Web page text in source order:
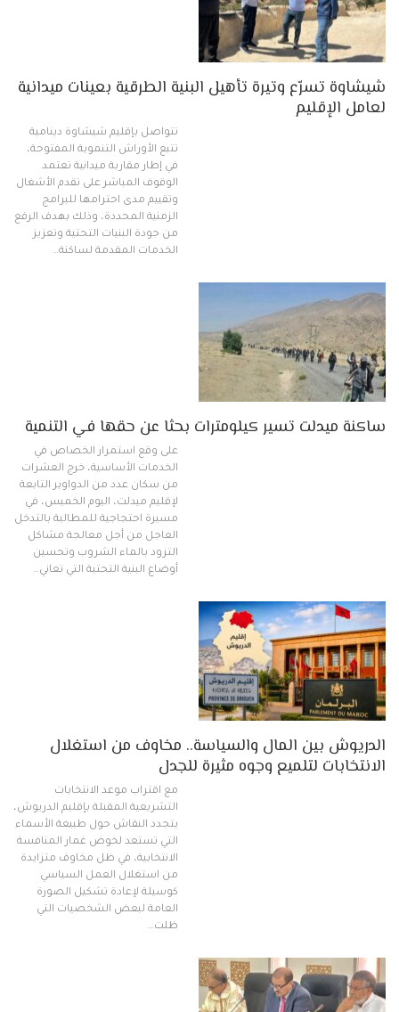
شيشاوة تسرّع وتيرة تأهيل البنية الطرقية بعينات ميدانية
لعامل الإقليم
تتواصل بإقليم شيشاوة دينامية
تتبع الأوراش التنموية المفتوحة،
في إطار مقاربة ميدانية تعتمد
الوقوف المباشر على تقدم الأشغال
وتقييم مدى احترامها للبرامج
الزمنية المحددة، وذلك بهدف الرفع
من جودة البنيات التحتية وتعزيز
الخدمات المقدمة لساكنة…
ساكنة ميدلت تسير كيلومترات بحثا عن حقها في التنمية
على وقع استمرار الخصاص في
الخدمات الأساسية، خرج العشرات
من سكان عدد من الدواوير التابعة
لإقليم ميدلت، اليوم الخميس، في
مسيرة احتجاجية للمطالبة بالتدخل
العاجل من أجل معالجة مشاكل
التزود بالماء الشروب وتحسين
أوضاع البنية التحتية التي تعاني…
الدريوش بين المال والسياسة.. مخاوف من استغلال
الانتخابات لتلميع وجوه مثيرة للجدل
مع اقتراب موعد الانتخابات
التشريعية المقبلة بإقليم الدريوش،
يتجدد النقاش حول طبيعة الأسماء
التي تستعد لخوض غمار المنافسة
الانتخابية، في ظل مخاوف متزايدة
من استغلال العمل السياسي
كوسيلة لإعادة تشكيل الصورة
العامة لبعض الشخصيات التي
ظلت…